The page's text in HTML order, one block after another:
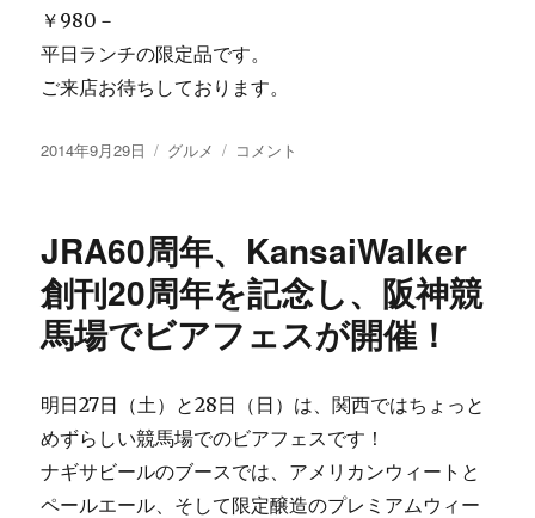
￥980－
平日ランチの限定品です。
ご来店お待ちしております。
投
2014年9月29日
カ
ー
グルメ
直
ラ
ン
バ
ー
ィ
今
週
の
平
コメント
JRA60周年、KansaiWalker
創刊20周年を記念し、阪神競
馬場でビアフェスが開催！
明日27日（土）と28日（日）は、関西ではちょっと
めずらしい競馬場でのビアフェスです！
ナギサビールのブースでは、アメリカンウィートと
ペールエール、そして限定醸造のプレミアムウィー